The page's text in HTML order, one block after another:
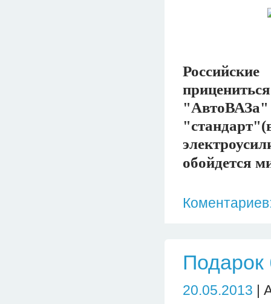
обойдется
Подарок
20.05.2013 |